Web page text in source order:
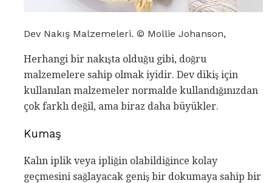
Dev Nakış Malzemeleri. © Mollie Johanson,
Herhangi bir nakışta olduğu gibi, doğru
malzemelere sahip olmak iyidir. Dev dikiş için
kullanılan malzemeler normalde kullandığınızdan
çok farklı değil, ama biraz daha büyükler.
Kumaş
Kalın iplik veya ipliğin olabildiğince kolay
geçmesini sağlayacak geniş bir dokumaya sahip bir